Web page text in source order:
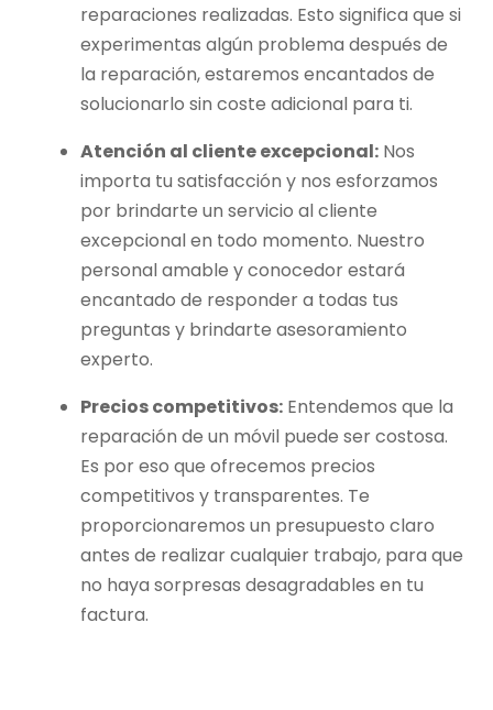
reparaciones realizadas. Esto significa que si
experimentas algún problema después de
la reparación, estaremos encantados de
solucionarlo sin coste adicional para ti.
Atención al cliente excepcional: Nos
importa tu satisfacción y nos esforzamos
por brindarte un servicio al cliente
excepcional en todo momento. Nuestro
personal amable y conocedor estará
encantado de responder a todas tus
preguntas y brindarte asesoramiento
experto.
Precios competitivos: Entendemos que la
reparación de un móvil puede ser costosa.
Es por eso que ofrecemos precios
competitivos y transparentes. Te
proporcionaremos un presupuesto claro
antes de realizar cualquier trabajo, para que
no haya sorpresas desagradables en tu
factura.